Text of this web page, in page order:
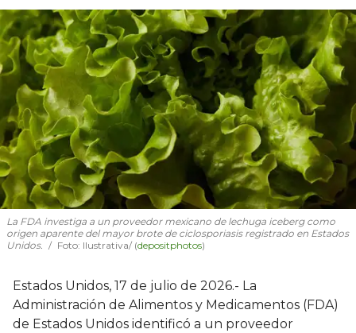
La FDA investiga a un proveedor mexicano de lechuga iceberg como
origen aparente del mayor brote de ciclosporiasis registrado en Estados
Unidos.
Foto: Ilustrativa/ (depositphotos)
Estados Unidos, 17 de julio de 2026.- La
Administración de Alimentos y Medicamentos (FDA)
de Estados Unidos identificó a un proveedor